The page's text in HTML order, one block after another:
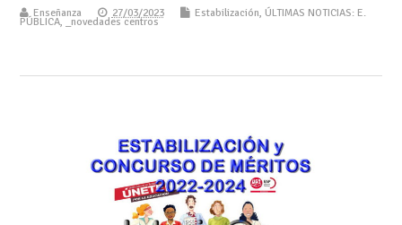
Enseñanza 27/03/2023 Estabilización, ÚLTIMAS NOTICIAS: E.
PÚBLICA, _novedades centros